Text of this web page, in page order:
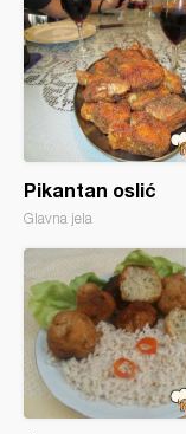
Pikantan oslić
Glavna jela